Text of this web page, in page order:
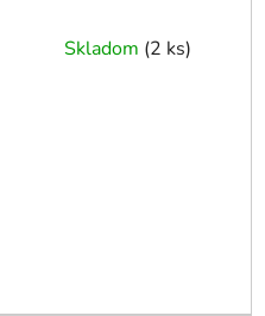
Skladom (2 ks)